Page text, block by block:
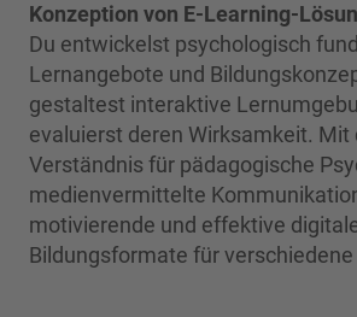
Konzeption von E-Learning-
Du entwickelst psychologisch
Lernangebote und
gestaltest interaktive
evaluierst deren Wirksamkeit. Mit
Verständnis für pädagogische
medienvermittelte
motivierende und effektive
Bildungsformate für